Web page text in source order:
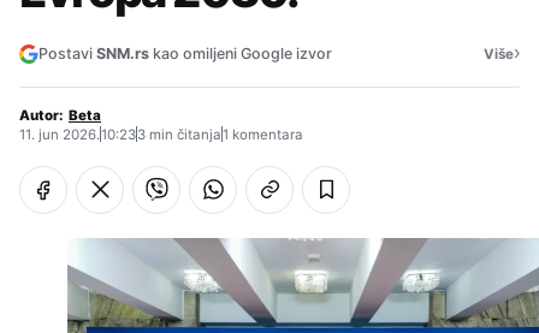
Postavi SNM.rs kao omiljeni Google izvor Više›
Autor: Beta
11. jun 2026.10:233 min čitanja1 komentara